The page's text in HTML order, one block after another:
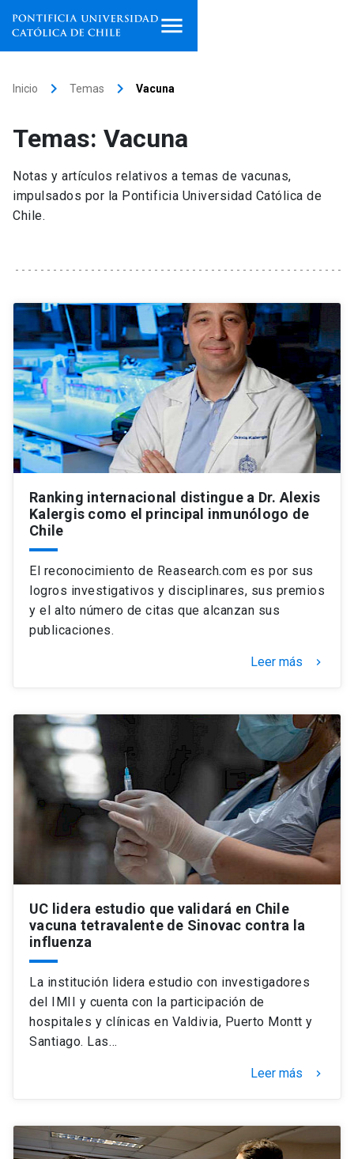
Facultades, escuelas e
institutos
Investigación
Vinculación
Universidad
Información para keyboard_arrow_down
Futuros estudiantes
Académicos
Alumni launch
Padres y familia
Go to english site launch
Admisión launch
Mi Cuenta UC
Correo UC launch
Inicio keyboard_arrow_right Temas keyboard_arrow_right Vacuna
Temas: Vacuna
Notas y artículos relativos a temas de vacunas,
impulsados por la Pontificia Universidad Católica de
Chile.
Ranking internacional distingue a Dr. Alexis
Kalergis como el principal inmunólogo de
Chile
El reconocimiento de Reasearch.com es por sus
logros investigativos y disciplinares, sus premios
y el alto número de citas que alcanzan sus
publicaciones.
Leer más keyboard_arrow_right
UC lidera estudio que validará en Chile
vacuna tetravalente de Sinovac contra la
influenza
La institución lidera estudio con investigadores
del IMII y cuenta con la participación de
hospitales y clínicas en Valdivia, Puerto Montt y
Santiago. Las…
Leer más keyboard_arrow_right